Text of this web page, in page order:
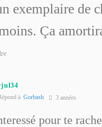
exemplaire de
Ça
à Gorbash 3 années
pour te